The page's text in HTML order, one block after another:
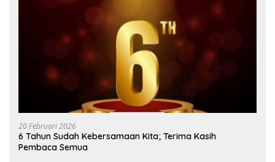
20 Februari 2026
6 Tahun Sudah Kebersamaan Kita; Terima Kasih
Pembaca Semua